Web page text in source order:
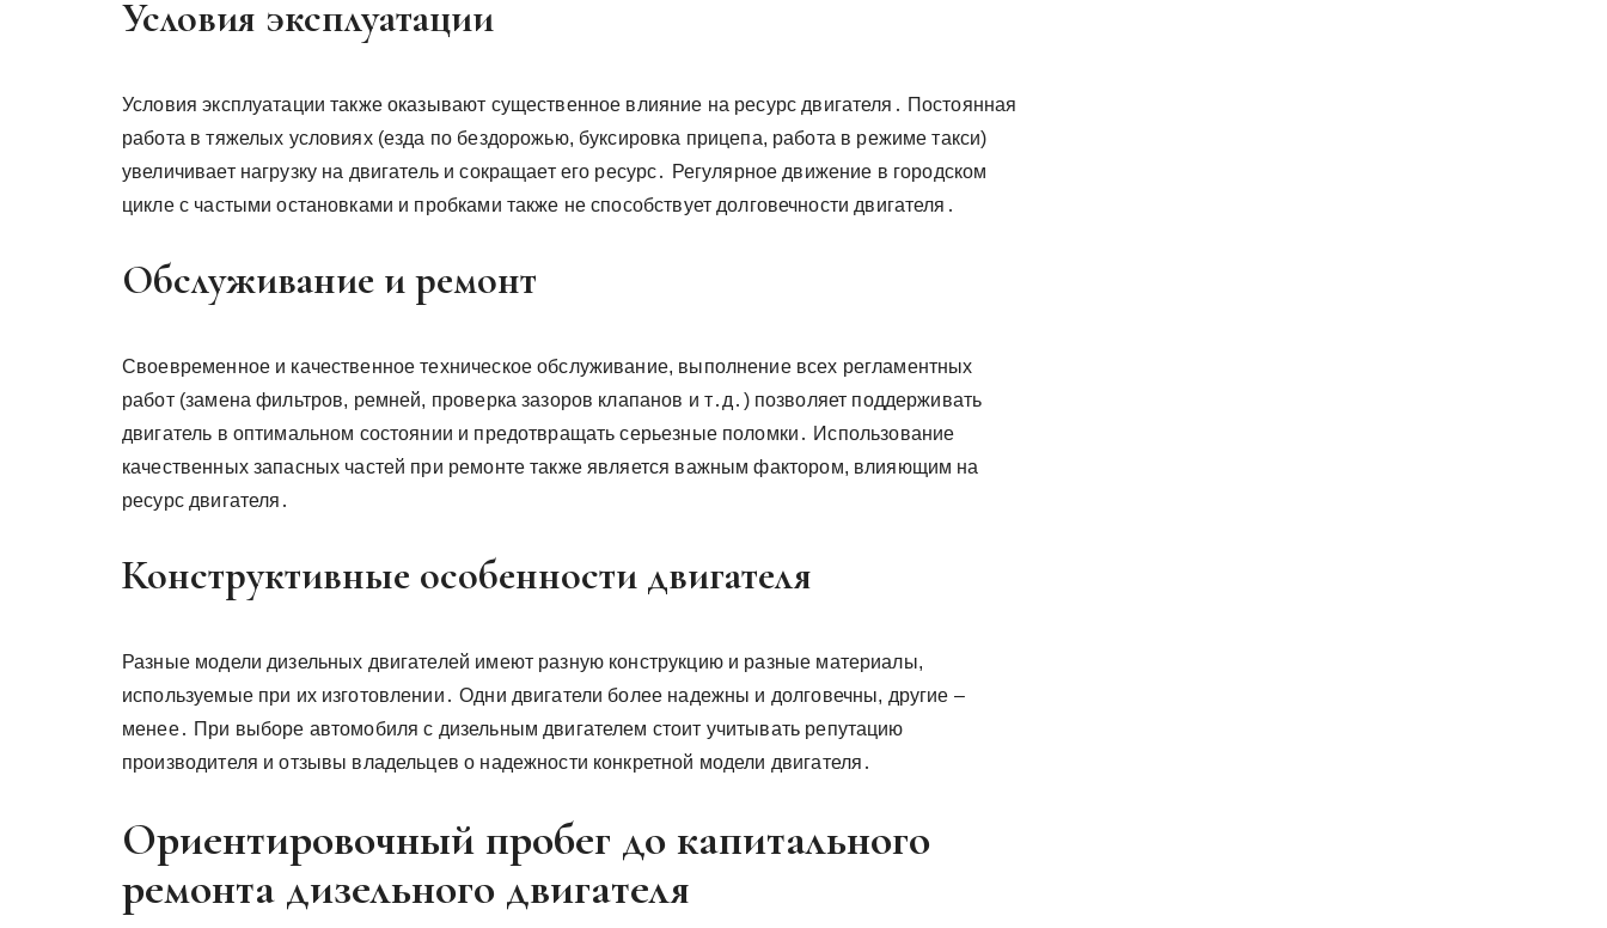
Условия эксплуатации
Условия эксплуатации также оказывают существенное влияние на ресурс двигателя․ Постоянная
работа в тяжелых условиях (езда по бездорожью, буксировка прицепа, работа в режиме такси)
увеличивает нагрузку на двигатель и сокращает его ресурс․ Регулярное движение в городском
цикле с частыми остановками и пробками также не способствует долговечности двигателя․
Обслуживание и ремонт
Своевременное и качественное техническое обслуживание, выполнение всех регламентных
работ (замена фильтров, ремней, проверка зазоров клапанов и т․д․) позволяет поддерживать
двигатель в оптимальном состоянии и предотвращать серьезные поломки․ Использование
качественных запасных частей при ремонте также является важным фактором, влияющим на
ресурс двигателя․
Конструктивные особенности двигателя
Разные модели дизельных двигателей имеют разную конструкцию и разные материалы,
используемые при их изготовлении․ Одни двигатели более надежны и долговечны, другие –
менее․ При выборе автомобиля с дизельным двигателем стоит учитывать репутацию
производителя и отзывы владельцев о надежности конкретной модели двигателя․
Ориентировочный пробег до капитального
ремонта дизельного двигателя